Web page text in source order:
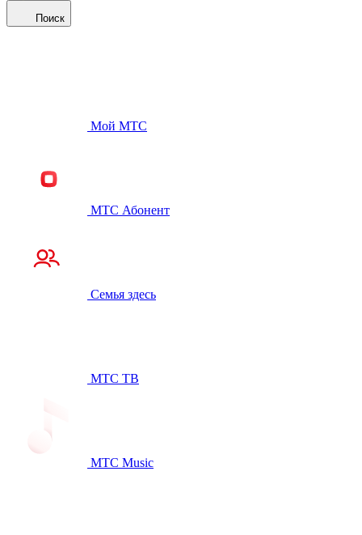
Поиск
Мой МТС
МТС Абонент
Семья здесь
МТС ТВ
МТС Music